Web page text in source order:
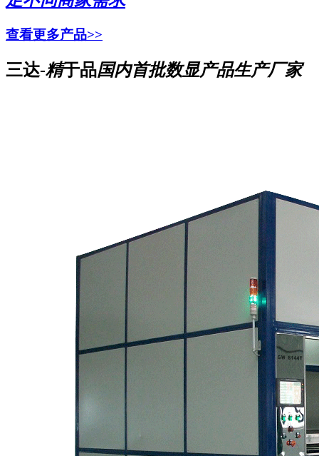
查看更多产品>>
三达-精于品国内首批数显产品生产厂家